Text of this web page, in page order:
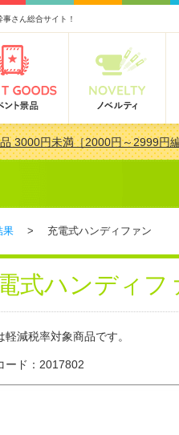
さん総合サイト！
3000円未満［2000円～2999円
おすすめ金額別人気ランキング
果 > 充電式ハンディファン
式ハンディフ
減税率対象商品です。
ード：2017802